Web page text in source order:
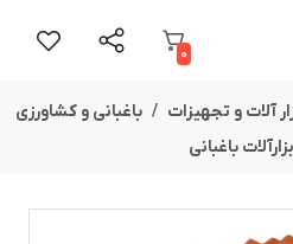
0
آلات و تجهیزات
باغبانی و کشاورزی
باغبانی